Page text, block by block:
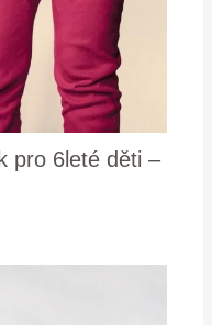
pro 6leté děti –